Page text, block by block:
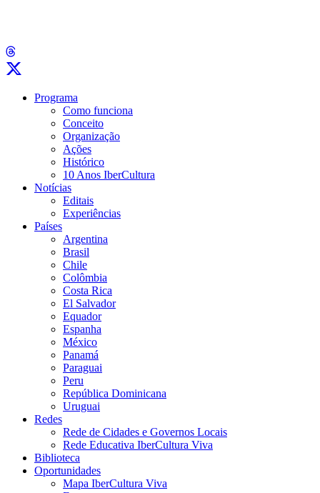
Programa
Como funciona
Conceito
Organização
Ações
Histórico
10 Anos IberCultura
Notícias
Editais
Experiências
Países
Argentina
Brasil
Chile
Colômbia
Costa Rica
El Salvador
Equador
Espanha
México
Panamá
Paraguai
Peru
República Dominicana
Uruguai
Redes
Rede de Cidades e Governos Locais
Rede Educativa IberCultura Viva
Biblioteca
Oportunidades
Mapa IberCultura Viva